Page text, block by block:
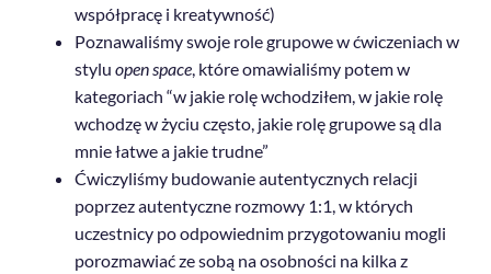
współpracę i kreatywność)
Poznawaliśmy swoje role grupowe w ćwiczeniach w
stylu open space , które omawialiśmy potem w
kategoriach “w jakie rolę wchodziłem, w jakie rolę
wchodzę w życiu często, jakie rolę grupowe są dla
mnie łatwe a jakie trudne”
Ćwiczyliśmy budowanie autentycznych relacji
poprzez autentyczne rozmowy 1:1, w których
uczestnicy po odpowiednim przygotowaniu mogli
porozmawiać ze sobą na osobności na kilka z